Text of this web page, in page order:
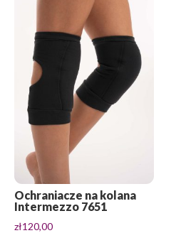
Ochraniacze na kolana
Intermezzo 7651
zł120,00